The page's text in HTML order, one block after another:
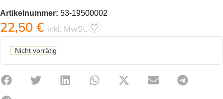
Artikelnummer: 53-19500002
22,50 € inkl. MwSt.
Nicht vorrätig